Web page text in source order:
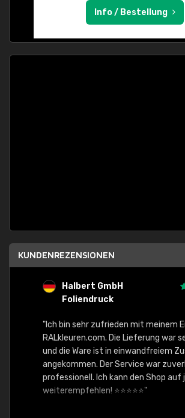
Info / Bestellung
KUNDENREZENSIONEN
Halbert GmbH
Foliendruck
"Ich bin sehr zufrieden mit meinem
RALkleuren.com. Die Lieferung war
und die Ware ist in einwandfreiem
angekommen. Der Service war
professionell. Ich kann den Shop auf
weiterempfehlen! ⭐⭐⭐⭐⭐"